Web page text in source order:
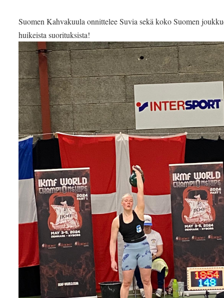
Suomen Kahvakuula onnittelee Suvia sekä koko Suomen
huikeista suorituksista!